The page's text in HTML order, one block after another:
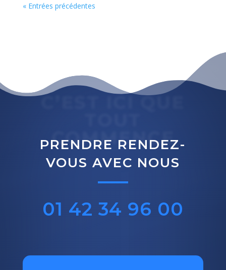
« Entrées précédentes
C’EST ICI QUE
COMMENCE
PRENDRE RENDEZ-
VOUS AVEC NOUS
01 42 34 96 00